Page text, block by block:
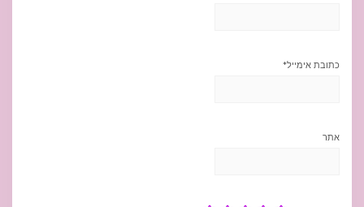
כתובת אימייל*
אתר